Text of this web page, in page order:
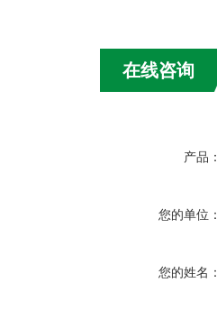
在线咨询
产品：
您的单位：
您的姓名：